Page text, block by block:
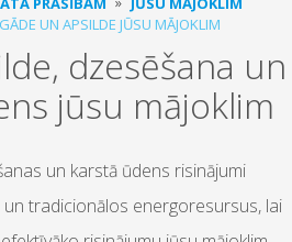
UN APSILDE JŪSU MĀJOKLIM
dzesēšana un
jūsu mājoklim
un karstā ūdens risinājumi
tradicionālos energoresursus, lai